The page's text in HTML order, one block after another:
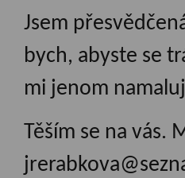
Jsem
bych, abyste se
mi jenom
Těším se na